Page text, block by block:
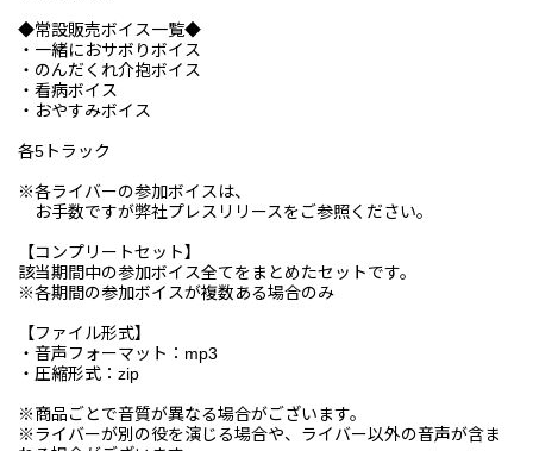
◆常設販売ボイス一覧◆
・一緒におサボりボイス
・のんだくれ介抱ボイス
・看病ボイス
・おやすみボイス
各5トラック
※各ライバーの参加ボイスは、
お手数ですが弊社プレスリリースをご参照ください。
【コンプリートセット】
該当期間中の参加ボイス全てをまとめたセットです。
※各期間の参加ボイスが複数ある場合のみ
【ファイル形式】
・音声フォーマット：mp3
・圧縮形式：zip
※商品ごとで音質が異なる場合がございます。
※ライバーが別の役を演じる場合や、ライバー以外の音声が含ま